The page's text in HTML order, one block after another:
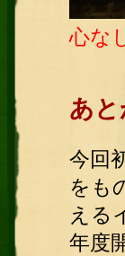
心な
あと
今回
をも
える
年度